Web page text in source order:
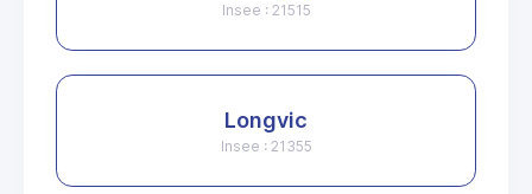
Insee : 21515
Longvic
Insee : 21355